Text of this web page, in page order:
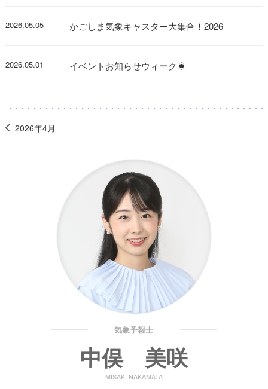
2026.05.05 かごしま気象キャスター大集合！2026
2026.05.01 イベントお知らせウィーク☀
2026年4月
気象予報士
中俣 美咲
MISAKI NAKAMATA